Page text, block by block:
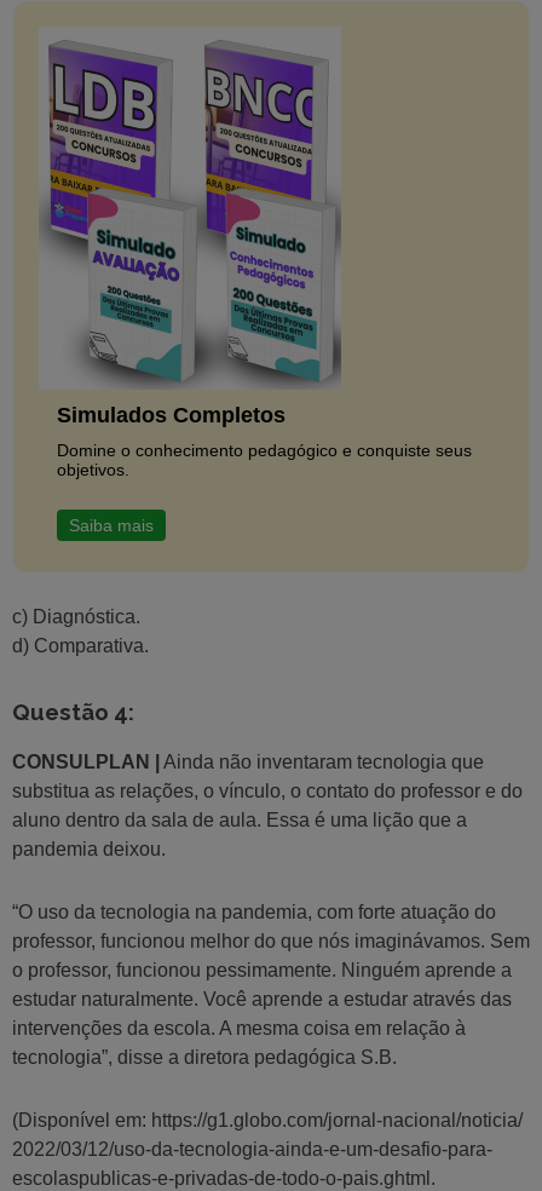
Simulados Completos
Domine o conhecimento pedagógico e conquiste seus
objetivos.
Saiba mais
c) Diagnóstica.
d) Comparativa.
Questão 4:
CONSULPLAN |
Ainda não inventaram tecnologia que
substitua as relações, o vínculo, o contato do professor e do
aluno dentro da sala de aula. Essa é uma lição que a
pandemia deixou.
“O uso da tecnologia na pandemia, com forte atuação do
professor, funcionou melhor do que nós imaginávamos. Sem
o professor, funcionou pessimamente. Ninguém aprende a
estudar naturalmente. Você aprende a estudar através das
intervenções da escola. A mesma coisa em relação à
tecnologia”, disse a diretora pedagógica S.B.
(Disponível em: https://g1.globo.com/jornal-nacional/noticia/
2022/03/12/uso-da-tecnologia-ainda-e-um-desafio-para-
escolaspublicas-e-privadas-de-todo-o-pais.ghtml.